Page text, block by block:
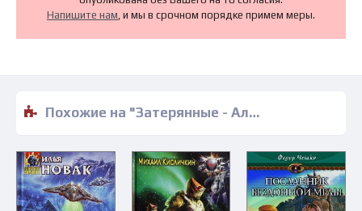
Напишите нам , и мы в срочном порядке примем меры.
Похожие на "Затерянные - Алексей Пешков" книги читать бесплатно полные версии